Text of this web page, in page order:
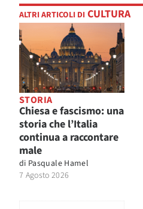
ALTRI ARTICOLI DI CULTURA
STORIA
Chiesa e fascismo: una
storia che l’Italia
continua a raccontare
male
di Pasquale Hamel
7 Agosto 2026